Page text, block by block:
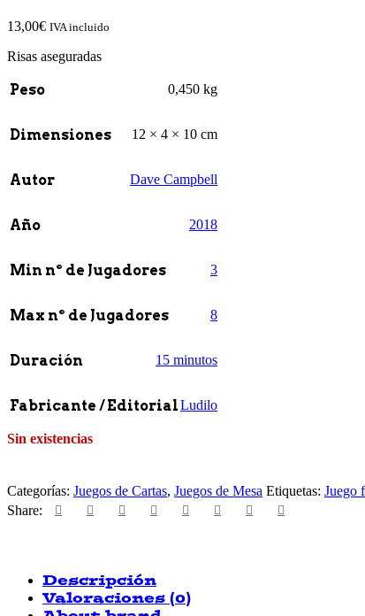
13,00€ IVA incluido
Risas aseguradas
Peso 0,450 kg
Dimensiones 12 × 4 × 10 cm
Autor Dave Campbell
Año 2018
Min nº de Jugadores 3
Max nº de Jugadores 8
Duración 15 minutos
Fabricante / EditorialLudilo
Sin existencias
Categorías: Juegos de Cartas, Juegos de Mesa Etiquetas: Juego
Share:
Descripción
Valoraciones (0)